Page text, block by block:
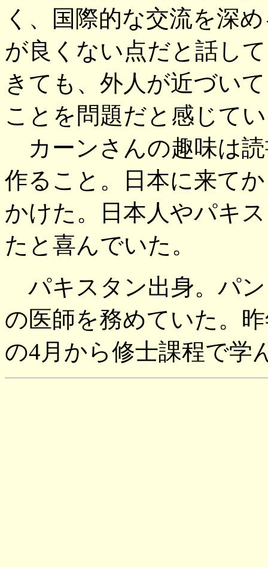
く、国際的な交流を深
が良くない点だと話し
きても、外人が近づい
ことを問題だと感じて
カーンさんの趣味は
作ること。日本に来て
かけた。日本人やパキ
たと喜んでいた。
パキスタン出身。パ
の医師を務めていた。
の4月から修士課程で学